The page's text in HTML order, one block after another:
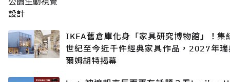
IKEA舊倉庫化身「家具研究博物館」！集
世紀至今近千件經典家具作品，2027年
爾姆胡特揭幕